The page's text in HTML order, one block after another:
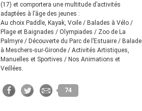
(17) et comportera une multitude d’activités
adaptées à l’âge des jeunes :
Au choix Paddle, Kayak, Voile / Balades à Vélo /
Plage et Baignades / Olympiades / Zoo de La
Palmyre / Découverte du Parc de l’Estuaire / Balade
à Meschers-sur-Gironde / Activités Artistiques,
Manuelles et Sportives / Nos Animations et
Veillées.
74